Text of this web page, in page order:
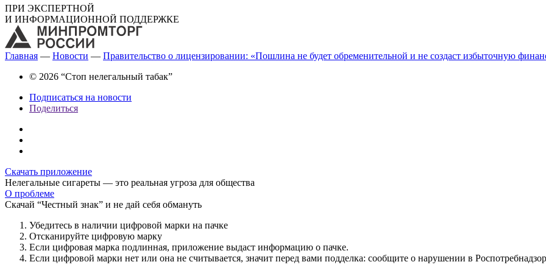
ПРИ ЭКСПЕРТНОЙ
И ИНФОРМАЦИОННОЙ ПОДДЕРЖКЕ
Главная — Новости — Правительство о лицензировании: «Пошлина не будет обременительной и не создаст избыточную
© 2026 “Стоп нелегальный табак”
Подписаться на новости
Поделиться
Скачать приложение
Нелегальные сигареты — это реальная угроза для общества
О проблеме
Скачай “Честный знак” и не дай себя обмануть
Убедитесь в наличии цифровой марки на пачке
Отсканируйте цифровую марку
Если цифровая марка подлинная, приложение выдаст информацию о пачке.
Если цифровой марки нет или она не считывается, значит перед вами подделка: сообщите о нарушении в